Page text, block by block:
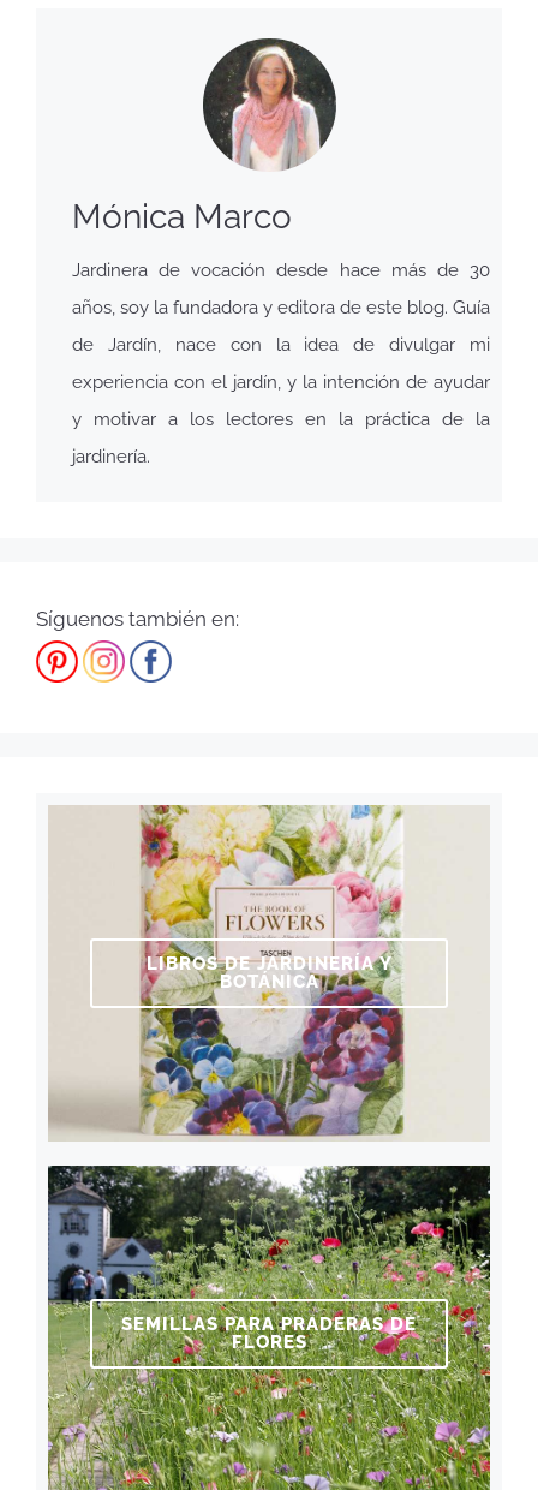
Mónica Marco
Jardinera de vocación desde hace más de 30
años, soy la fundadora y editora de este blog. Guía
de Jardín, nace con la idea de divulgar mi
experiencia con el jardín, y la intención de ayudar
y motivar a los lectores en la práctica de la
jardinería.
Síguenos también en:
LIBROS DE JARDINERÍA Y
BOTÁNICA
SEMILLAS PARA PRADERAS DE
FLORES